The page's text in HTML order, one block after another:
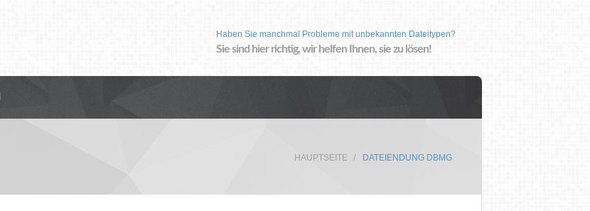
Haben Sie manchmal Probleme mit unbekannten Dateitypen?
Sie sind hier richtig, wir helfen Ihnen, sie zu lösen!
HAUPTSEITE DATEIENDUNG DBMG